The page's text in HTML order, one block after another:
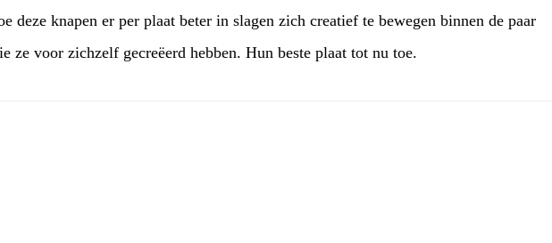
deze knapen er per plaat beter in slagen zich creatief te bewegen binnen de paar
ze voor zichzelf gecreëerd hebben. Hun beste plaat tot nu toe.